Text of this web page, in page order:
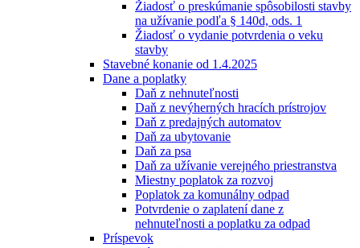
Žiadosť o preskúmanie spôsobilosti stavby
na užívanie podľa § 140d, ods. 1
Žiadosť o vydanie potvrdenia o veku
stavby
Stavebné konanie od 1.4.2025
Dane a poplatky
Daň z nehnuteľnosti
Daň z nevýherných hracích prístrojov
Daň z predajných automatov
Daň za ubytovanie
Daň za psa
Daň za užívanie verejného priestranstva
Miestny poplatok za rozvoj
Poplatok za komunálny odpad
Potvrdenie o zaplatení dane z
nehnuteľnosti a poplatku za odpad
Príspevok